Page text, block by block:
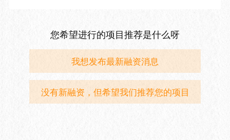
您希望进行的项目推荐是什么呀
我想发布最新融资消息
没有新融资，但希望我们推荐您的项目